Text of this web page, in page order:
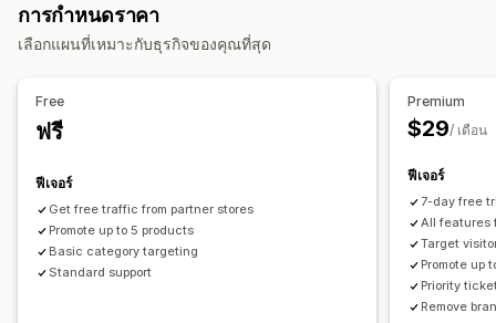
การกำหนดเป้าหมายซ้ำ
การเพิ่มประสิทธิภาพด้วย AI
การเพิ่มประสิทธิภาพราคาเสนอ
เทมเพลต
การแลกเปลี่ยนโฆษณา
การทดสอบ A/B
การใช้จ่ายด้านโฆษณา
เมตริกการมีส่วนร่วม
อัตราการคลิกผ่าน
การติดตามคอนเวอร์ชัน
แดชบอร์ด
จำนวนอิมเพรสชั่น
การระบุแหล่งที่มาของ UTM
แหล่งที่มาของผู้เยี่ยมชม
รายการที่กำหนดเอง
การกำหนดราคา
เลือกแผนที่เหมาะกับธุรกิจของคุณที่สุด
Free
ฟรี
ฟีเจอร์
Get free traffic from partner stores
Promote up to 5 products
Basic category targeting
Standard support
Premium
$29/ เดือน
ฟีเจอร์
7-day free
All features
Target
Promote up
Priority
Remove